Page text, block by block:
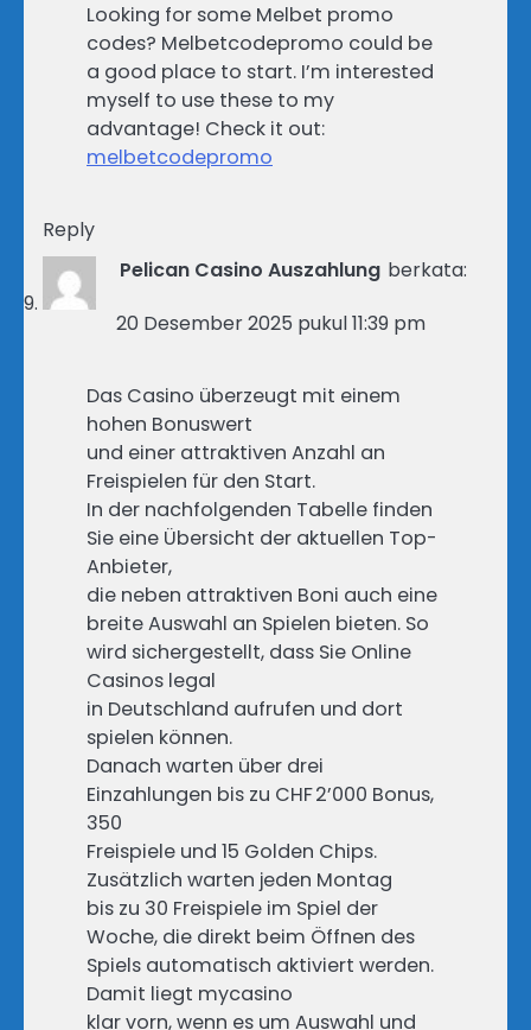
Looking for some Melbet promo
codes? Melbetcodepromo could be
a good place to start. I’m interested
myself to use these to my
advantage! Check it out:
melbetcodepromo
Reply
Pelican Casino Auszahlung berkata:
20 Desember 2025 pukul 11:39 pm
Das Casino überzeugt mit einem
hohen Bonuswert
und einer attraktiven Anzahl an
Freispielen für den Start.
In der nachfolgenden Tabelle finden
Sie eine Übersicht der aktuellen Top-
Anbieter,
die neben attraktiven Boni auch eine
breite Auswahl an Spielen bieten. So
wird sichergestellt, dass Sie Online
Casinos legal
in Deutschland aufrufen und dort
spielen können.
Danach warten über drei
Einzahlungen bis zu CHF 2’000 Bonus,
350
Freispiele und 15 Golden Chips.
Zusätzlich warten jeden Montag
bis zu 30 Freispiele im Spiel der
Woche, die direkt beim Öffnen des
Spiels automatisch aktiviert werden.
Damit liegt mycasino
klar vorn, wenn es um Auswahl und